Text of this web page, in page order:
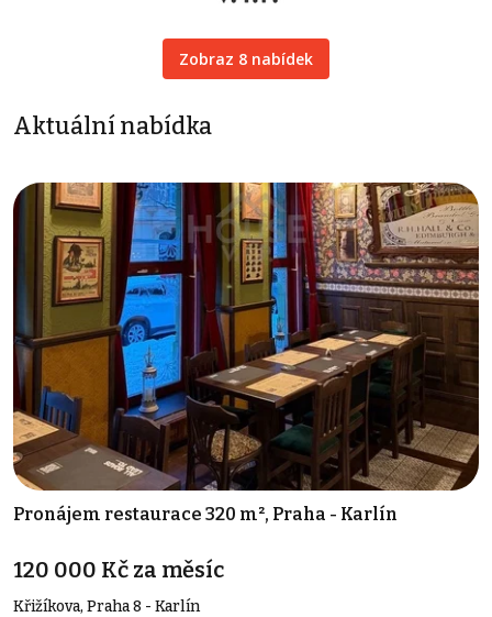
Zobraz 8 nabídek
Aktuální nabídka
Pronájem restaurace 320 m², Praha - Karlín
120 000 Kč za měsíc
Křižíkova, Praha 8 - Karlín